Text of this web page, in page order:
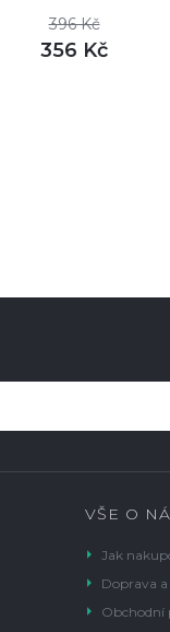
396 Kč
356 Kč
VŠE O
Jak
Doprava
Obchodní